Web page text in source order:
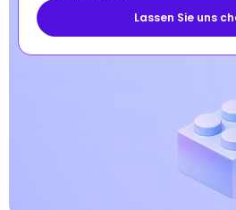
Lassen Sie uns